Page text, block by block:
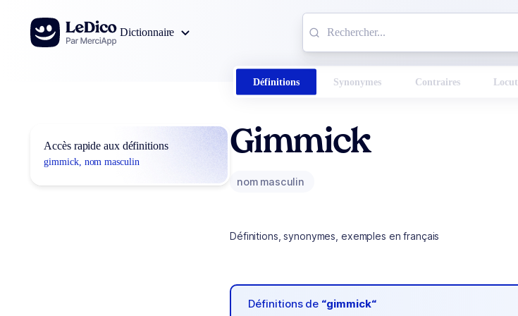
Aller au contenu
Dictionnaire
Définitions Synonymes Contraires
Accès rapide aux définitions
gimmick, nom masculin
Gimmick
nom masculin
Définitions, synonymes, exemples en français
Définitions de “gimmick“